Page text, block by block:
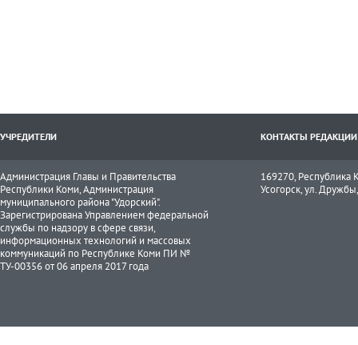
УЧРЕДИТЕЛИ КОНТАКТЫ РЕДАКЦИИ
Администрация Главы и Правительства
Республики Коми, Администрация
муниципального района "Удорский".
Зарегистрирована Управлением федеральной
службы по надзору в сфере связи,
информационных технологий и массовых
коммуникаций по Республике Коми ПИ №
ТУ-00356 от 06 апреля 2017 года
169270, Республика
Усогорск, ул.